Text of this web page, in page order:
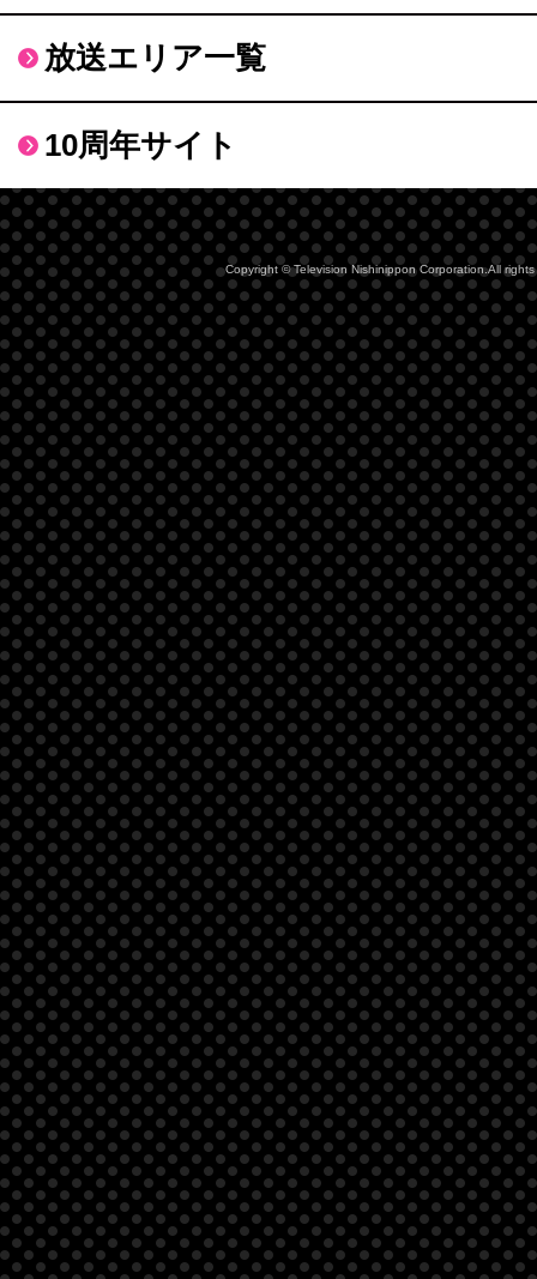
放送エリア一覧
10周年サイト
Copyright © Television Nishinippon Corporation.All